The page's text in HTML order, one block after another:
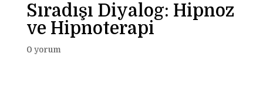
Sıradışı Diyalog: Hipnoz
ve Hipnoterapi
0 yorum